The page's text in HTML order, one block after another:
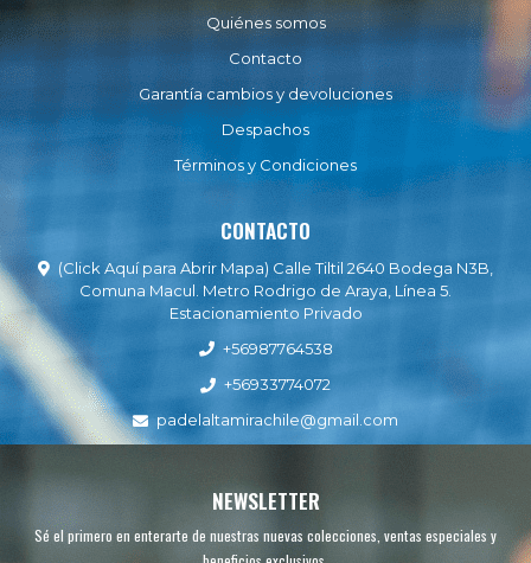
Quiénes somos
Contacto
Garantía cambios y devoluciones
Despachos
Términos y Condiciones
CONTACTO
(Click Aquí para Abrir Mapa) Calle Tiltil 2640 Bodega N3B,
Comuna Macul. Metro Rodrigo de Araya, Línea 5.
Estacionamiento Privado
+56987764538
+56933774072
padelaltamirachile@gmail.com
NEWSLETTER
Sé el primero en enterarte de nuestras nuevas colecciones, ventas especiales y